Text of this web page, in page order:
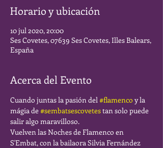
Horario y ubicación
10 jul 2020, 20:00
Ses Covetes, 07639 Ses Covetes, Illes Balears,
España
Acerca del Evento
Cuando juntas la pasión del #flamenco y la
mágia de #sembatsescovetes tan solo puede
salir algo maravilloso.
Vuelven las Noches de Flamenco en
S'Embat, con la bailaora Silvia Fernández